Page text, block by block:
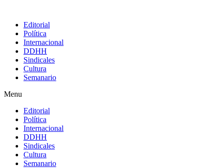
Editorial
Política
Internacional
DDHH
Sindicales
Cultura
Semanario
Menu
Editorial
Política
Internacional
DDHH
Sindicales
Cultura
Semanario